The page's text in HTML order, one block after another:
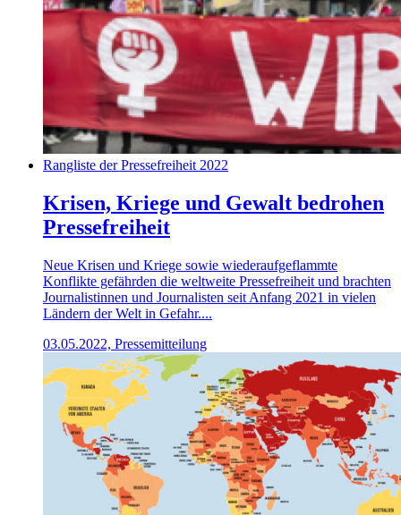
Rangliste der Pressefreiheit 2022
Krisen, Kriege und Gewalt bedrohen
Pressefreiheit
Neue Krisen und Kriege sowie wiederaufgeflammte
Konflikte gefährden die weltweite Pressefreiheit und brachten
Journalistinnen und Journalisten seit Anfang 2021 in vielen
Ländern der Welt in Gefahr....
03.05.2022, Pressemitteilung